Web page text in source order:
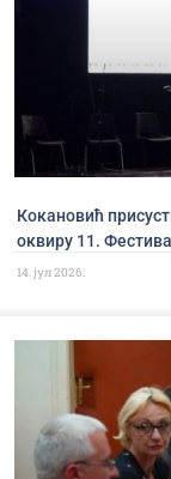
Кокановић
оквиру 11.
14. јул 2026.